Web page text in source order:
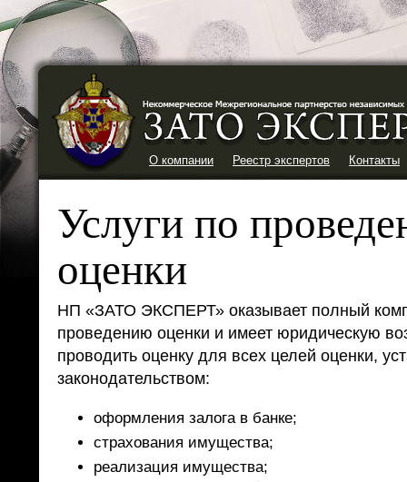
О компании Реестр экспертов Контакты
Услуги по
оценки
НП «ЗАТО ЭКСПЕРТ» оказывает полный
проведению оценки и имеет юридическую
проводить оценку для всех целей оценки,
законодательством:
оформления залога в банке;
страхования имущества;
реализация имущества;